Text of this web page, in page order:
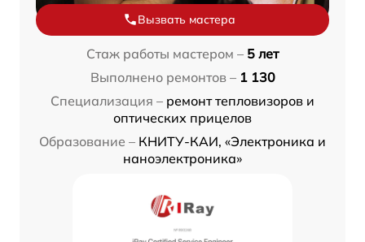
Вызвать мастера
Стаж работы мастером – 5 лет
Выполнено ремонтов – 1 130
Специализация – ремонт тепловизоров и
оптических прицелов
Образование – КНИТУ-КАИ, «Электроника и
наноэлектроника»